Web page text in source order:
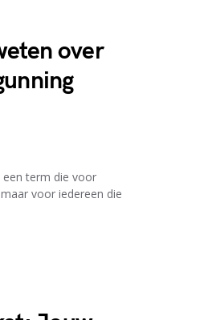
over
een term die voor
voor iedereen die